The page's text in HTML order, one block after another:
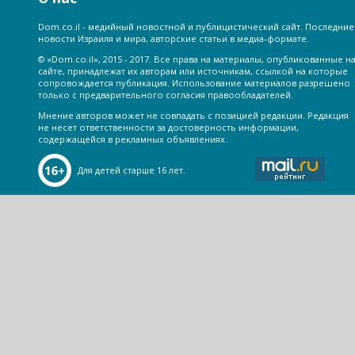
Dom.co.il - медийный новостной и публицистический сайт. Последние
новости Израиля и мира, авторские статьи в медиа-формате.
© «Dom.co.il», 2015 - 2017. Все права на материалы, опубликованные на
сайте, принадлежат их авторам или источникам, ссылкой на которые
сопровождается публикация. Использование материалов разрешено
только с предварительного согласия правообладателей.
Мнение авторов может не совпадать с позицией редакции. Редакция
не несет ответственности за достоверность информации,
содержащейся в рекламных объявлениях.
Для детей старше 16 лет.